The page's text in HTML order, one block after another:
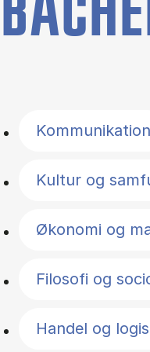
Kommunikation
Kultur og
Økonomi og
Filosofi og
Handel og